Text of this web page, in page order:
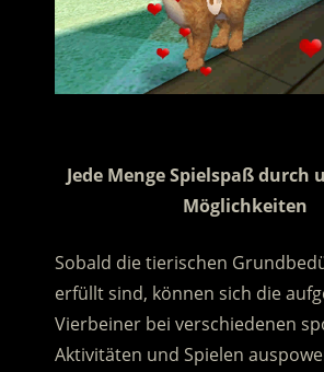
Jede Menge Spielspaß durch
Möglichkeiten
Sobald die tierischen
erfüllt sind, können sich die
Vierbeiner bei verschiedenen
Aktivitäten und Spielen